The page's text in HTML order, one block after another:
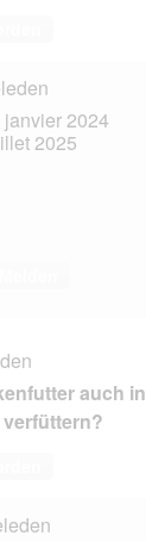
2024
2025
auch in